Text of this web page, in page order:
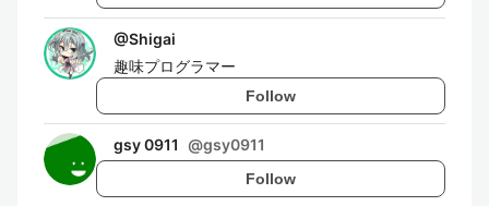
@Shigai
趣味プログラマー
Follow
gsy 0911 @gsy0911
Follow